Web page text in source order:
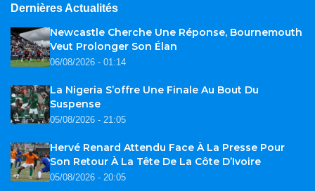
Dernières Actualités
Newcastle Cherche Une Réponse, Bournemouth
Veut Prolonger Son Élan
06/08/2026 - 01:14
La Nigeria S’offre Une Finale Au Bout Du
Suspense
05/08/2026 - 21:05
Hervé Renard Attendu Face À La Presse Pour
Son Retour À La Tête De La Côte D’Ivoire
05/08/2026 - 20:05